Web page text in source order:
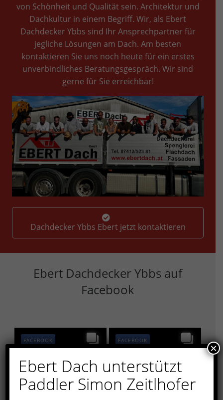
von Schönheit und Qualität sein. Architektur und
Dachkultur in einem Begriff. Wir, als Ebert
Dachdecker Ybbs sind Ihr Ansprechpartner für
jegliche Lösungen am Dach. Am besten
kontaktieren Sie uns noch heute für ein erstes
unverbindliches Beratungsgespräch. Wir sind
gerne für Sie erreichbar!
Dachdecker Ybbs Ebert jetzt kontaktieren
Ebert Dachdecker Ybbs auf
Facebook
FACEBOOK FACEBOOK
Ebert Dach unterstützt
Paddler Simon Zeitlhofer
×